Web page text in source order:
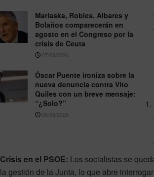
Marlaska, Robles, Albares y
Bolaños comparecerán en
agosto en el Congreso por la
crisis de Ceuta
07/08/2026
Óscar Puente ironiza sobre la
nueva denuncia contra Vito
Quiles con un breve mensaje:
“¿Solo?”
06/08/2026
Crisis en el PSOE: Los socialistas se
la gestión de la Junta, lo que abre